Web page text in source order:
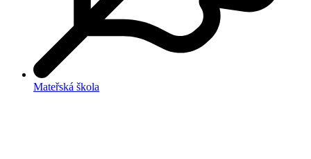
Mateřská škola